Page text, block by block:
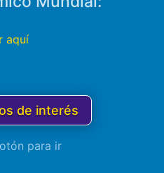
aquí
de interés
para ir